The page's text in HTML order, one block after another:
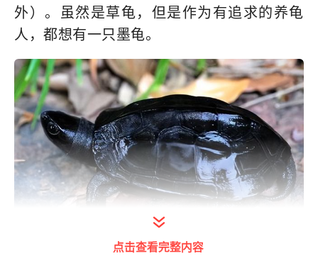
外）。虽然是草龟，但是作为有追求的养龟
人，都想有一只墨龟。
点击查看完整内容